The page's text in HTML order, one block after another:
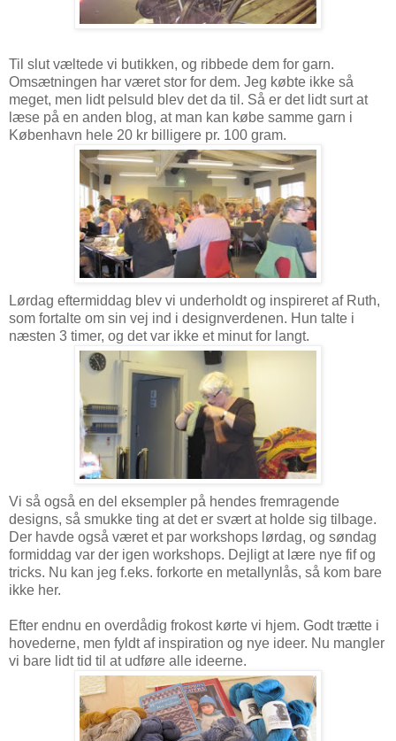
Til slut væltede vi butikken, og ribbede dem for garn.
Omsætningen har været stor for dem. Jeg købte ikke så
meget, men lidt pelsuld blev det da til. Så er det lidt surt at
læse på en anden blog, at man kan købe samme garn i
København hele 20 kr billigere pr. 100 gram.
Lørdag eftermiddag blev vi underholdt og inspireret af Ruth,
som fortalte om sin vej ind i designverdenen. Hun talte i
næsten 3 timer, og det var ikke et minut for langt.
Vi så også en del eksempler på hendes fremragende
designs, så smukke ting at det er svært at holde sig tilbage.
Der havde også været et par workshops lørdag, og søndag
formiddag var der igen workshops. Dejligt at lære nye fif og
tricks. Nu kan jeg f.eks. forkorte en metallynlås, så kom bare
ikke her.
Efter endnu en overdådig frokost kørte vi hjem. Godt trætte i
hovederne, men fyldt af inspiration og nye ideer. Nu mangler
vi bare lidt tid til at udføre alle ideerne.